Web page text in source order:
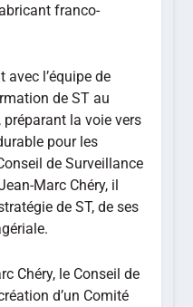
franco-
l’équipe de
de ST au
préparant la voie vers
pour les
de Surveillance
Marc Chéry, il
de ST, de ses
Chéry, le Conseil de
d’un Comité